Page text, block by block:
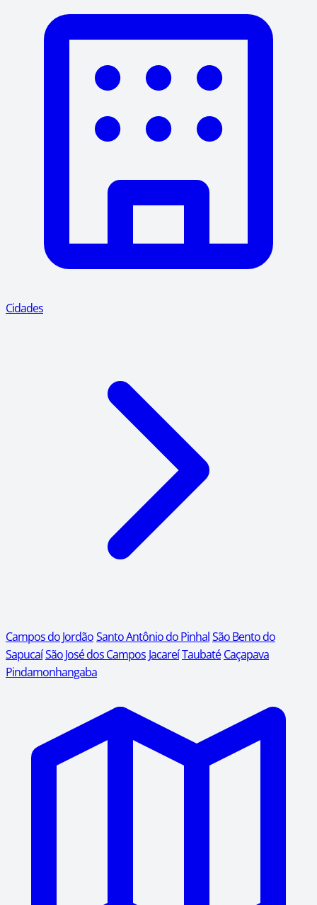
Cidades
Campos do JordãoSanto Antônio do PinhalSão Bento do
SapucaíSão José dos Campos JacareíTaubaté Caçapava
Pindamonhangaba